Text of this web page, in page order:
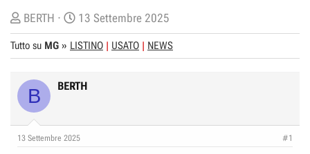
C
r
e
t
e
BERTH
D
a
t
d
n
13 Settembre 2025
Tutto su MG » LISTINO USATO NEWS
B BERTH
13 Settembre 2025 #1